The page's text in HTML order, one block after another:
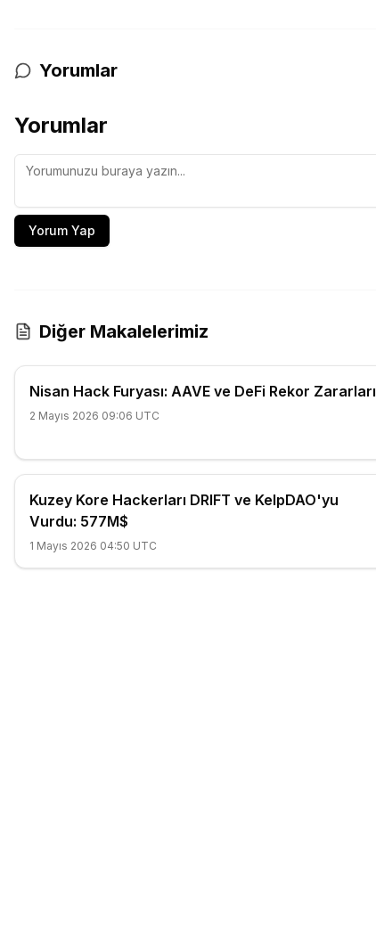
Yorumlar
Yorumlar
Yorum Yap
Diğer Makalelerimiz
Nisan Hack Furyası: AAVE ve DeFi Rekor Zararları
2 Mayıs 2026 09:06 UTC
Kuzey Kore Hackerları DRIFT ve KelpDAO'yu
Vurdu: 577M$
1 Mayıs 2026 04:50 UTC